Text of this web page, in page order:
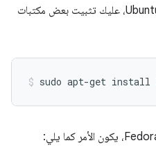
إذا كنت تستخدم إصدار 64 بت من Ubuntu، عليك تثبيت بعض مكتبات